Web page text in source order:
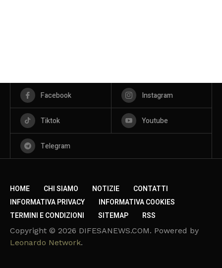
Facebook Instagram
Tiktok Youtube
Telegram
HOME CHI SIAMO NOTIZIE
CONTATTI
INFORMATIVA PRIVACY
INFORMATIVA COOKIES
TERMINI E CONDIZIONI
SITEMAP RSS
Copyright © 2026 DIFESANEWS.COM. Powered by
Leonardo Network.